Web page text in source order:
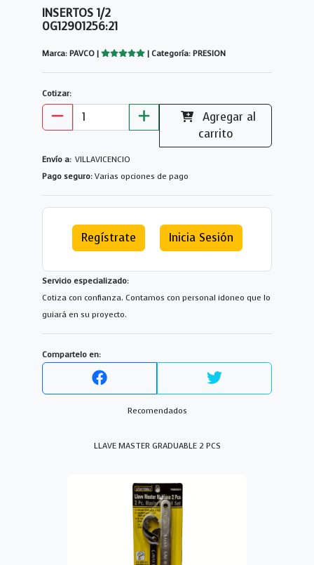
INSERTOS 1/2
0G12901256:21
Marca: PAVCO | | Categoría: PRESION
Cotizar:
Agregar al
carrito
Envío a: VILLAVICENCIO
Pago seguro: Varias opciones de pago
Regístrate Inicia Sesión
Servicio especializado:
Cotiza con confianza. Contamos con personal idoneo que lo
guiará en su proyecto.
Compartelo en:
Recomendados
LLAVE MASTER GRADUABLE 2 PCS